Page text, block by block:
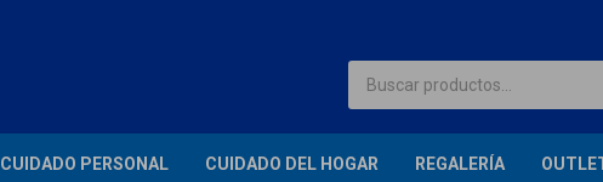
CUIDADO PERSONAL CUIDADO DEL HOGAR REGALERÍA